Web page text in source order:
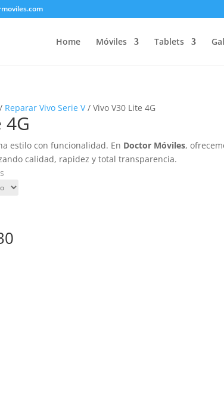
Home Móviles Tablets
/ Reparar Vivo Serie V/ Vivo V30 Lite 4G
4G
estilo con funcionalidad. En Doctor Móviles,
calidad, rapidez y total transparencia.
por
alto